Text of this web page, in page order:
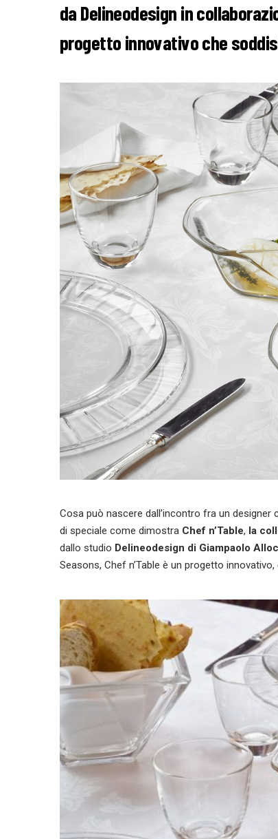
da Delineodesign in
progetto innovativo che
Cosa può nascere dall’incontro fra un
di speciale come dimostra Chef n’Table, la
dallo studio Delineodesign di Giampaolo
Seasons, Chef n’Table è un progetto